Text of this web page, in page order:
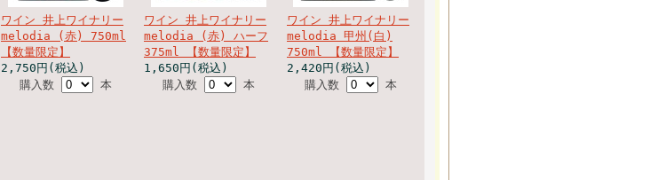
ワイン 井上ワイナリー
melodia (赤) 750ml
【数量限定】
2,750円(税込)
購入数
本
ワイン 井上ワイナリー
melodia (赤) ハーフ
375ml 【数量限定】
1,650円(税込)
購入数
本
ワイン 井上ワイナリー
melodia 甲州(白)
750ml 【数量限定】
2,420円(税込)
購入数
本